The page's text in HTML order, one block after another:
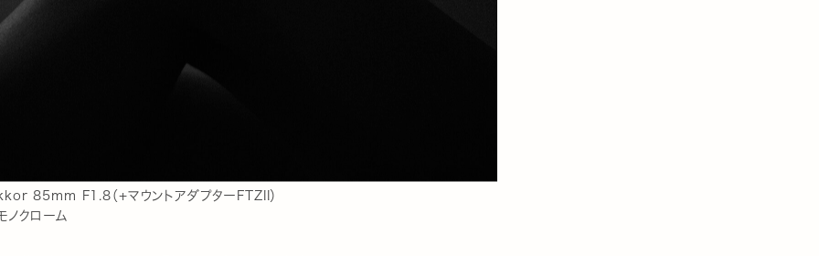
85mm F1.8（+マウントアダプターFTZII）
ノクローム